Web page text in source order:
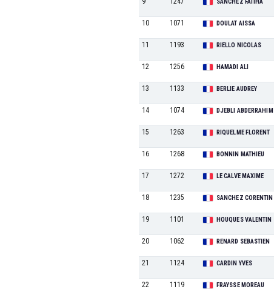
10 1071 DOULAT AISSA
11 1193 RIELLO NICOLAS
12 1256 HAMADI ALI
13 1133 BERLIE AUDREY
14 1074 DJEBLI ABDERRAHIM
15 1263 RIQUELME FLORENT
16 1268 BONNIN MATHIEU
17 1272 LE CALVE MAXIME
18 1235 SANCHEZ CORENTIN
19 1101 HOUQUES VALENTIN
20 1062 RENARD SEBASTIEN
21 1124 CARDIN YVES
22 1119
FRAYSSE MOREAU